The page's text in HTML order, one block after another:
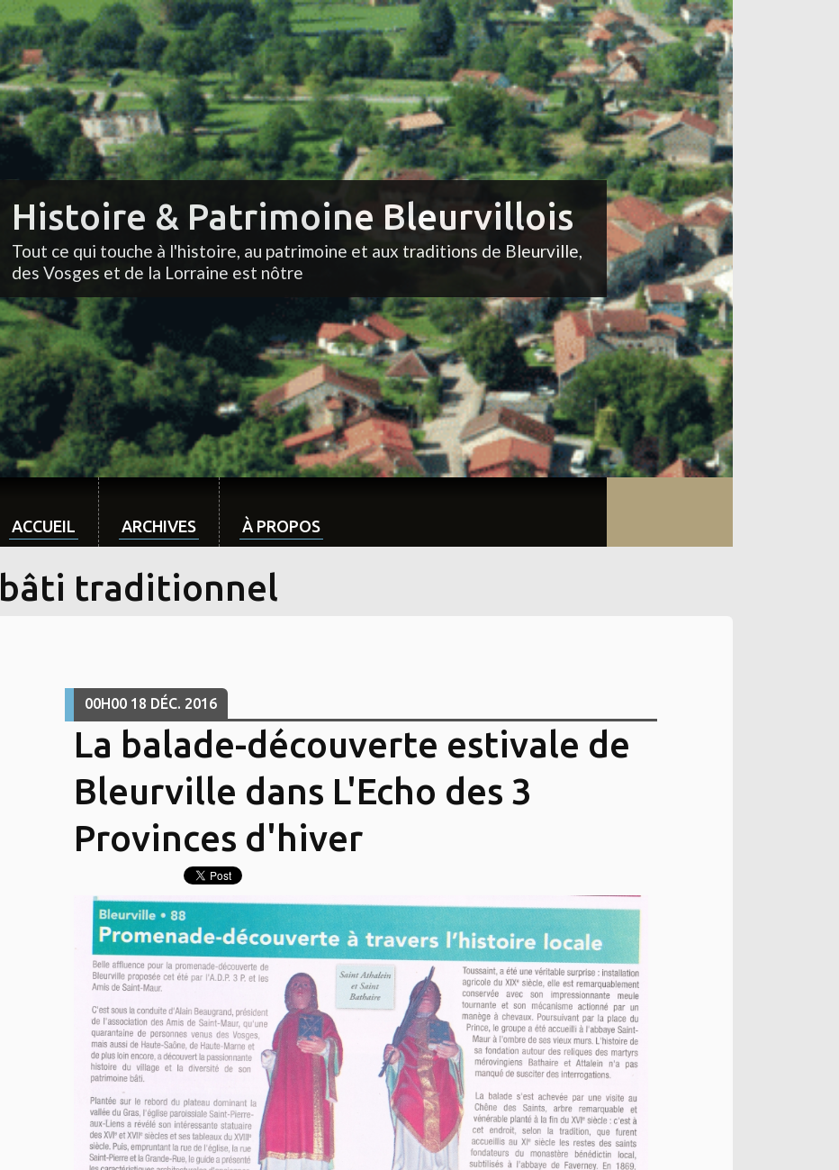
Histoire & Patrimoine Bleurvillois
Tout ce qui touche à l'histoire, au patrimoine et aux traditions de Bleurville,
des Vosges et de la Lorraine est nôtre
ACCUEIL ARCHIVES À PROPOS
bâti traditionnel
00H00 18 DÉC. 2016
La balade-découverte estivale de
Bleurville dans L'Echo des 3
Provinces d'hiver